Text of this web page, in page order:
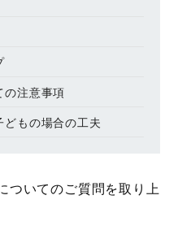
の注意事項
もの場合の工夫
ついてのご質問を取り上